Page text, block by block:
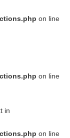
on line
on line
in
on line